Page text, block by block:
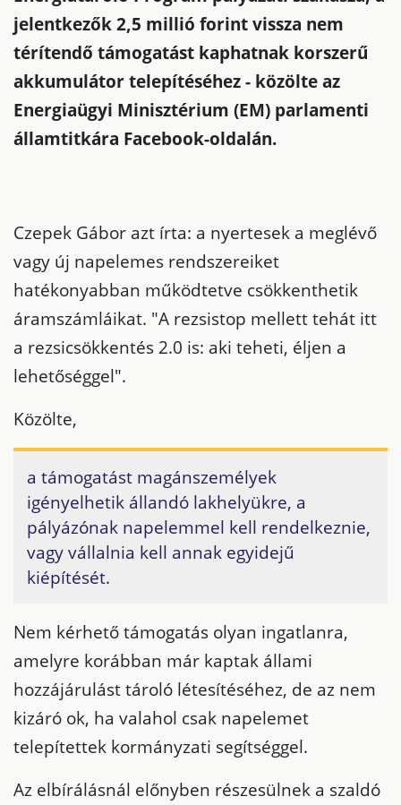
jelentkezők 2,5 millió forint vissza nem
térítendő támogatást kaphatnak korszerű
akkumulátor telepítéséhez - közölte az
Energiaügyi Minisztérium (EM) parlamenti
államtitkára Facebook-oldalán.
Czepek Gábor azt írta: a nyertesek a meglévő
vagy új napelemes rendszereiket
hatékonyabban működtetve csökkenthetik
áramszámláikat. "A rezsistop mellett tehát itt
a rezsicsökkentés 2.0 is: aki teheti, éljen a
lehetőséggel".
Közölte,
a támogatást magánszemélyek
igényelhetik állandó lakhelyükre, a
pályázónak napelemmel kell rendelkeznie,
vagy vállalnia kell annak egyidejű
kiépítését.
Nem kérhető támogatás olyan ingatlanra,
amelyre korábban már kaptak állami
hozzájárulást tároló létesítéséhez, de az nem
kizáró ok, ha valahol csak napelemet
telepítettek kormányzati segítséggel.
Az elbírálásnál előnyben részesülnek a szaldó